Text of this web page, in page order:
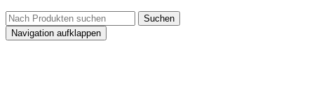
Navigation aufklappen